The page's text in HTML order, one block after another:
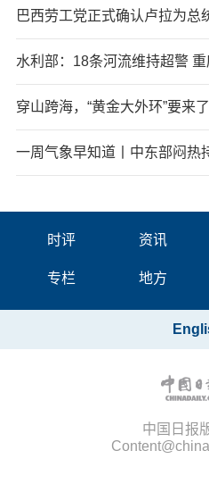
巴西劳工党正式确认卢拉为总
水利部：18条河流维持超警
穿山跨海，“黄金大外环”要来了
一周气象早知道丨中东部闷热
时评 资讯
专栏 地方
中国日报